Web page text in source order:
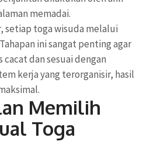
memadai.
setiap toga wisuda melalui
ini sangat penting agar
dan sesuai dengan
kerja yang terorganisir, hasil
Memilih
Toga